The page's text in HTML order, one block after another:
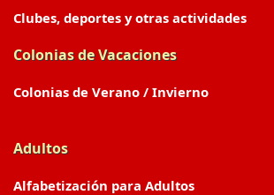
Clubes, deportes y otras actividades
Colonias de Vacaciones
Colonias de Verano / Invierno
Adultos
Alfabetización para Adultos